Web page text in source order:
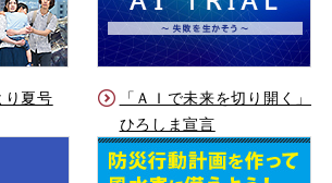
り夏号
「ＡＩで未来を切り開く」
ひろしま宣言